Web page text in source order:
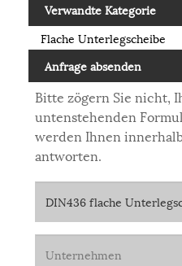
Verwandte Kategorie
Flache Unterlegscheibe
Anfrage absenden
Bitte zögern Sie nicht,
untenstehenden
werden Ihnen
antworten.